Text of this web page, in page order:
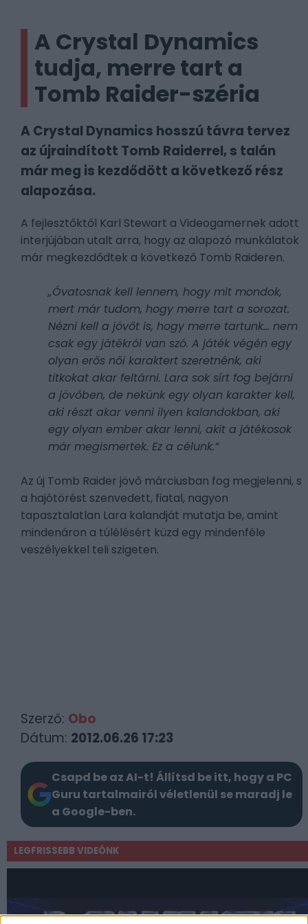
A Crystal Dynamics
tudja, merre tart a
Tomb Raider-széria
A Crystal Dynamics hosszú távra tervez
az újraindított Tomb Raiderrel, s talán
már meg is kezdődött a következő rész
alapozása.
A fejlesztőktől Karl Stewart a Videogamernek adott
interjújában utalt arra, hogy az alapozó munkálatok
már megkezdődtek a következő Tomb Raideren.
„Óvatosnak kell lennem, hogy mit mondok,
mert már tudom, hogy merre tart a sorozat.
Nézni kell a jövőt is, hogy merre tartunk... nem
csak egy játékról van szó. A játék végén egy
olyan erős női karaktert szeretnénk, aki
titkokat akar feltárni. Lara sok sírt fog bejárni
a jövőben, de nekünk egy olyan karakter kell,
aki részt akar venni ilyen kalandokban, aki
egy olyan ember akar lenni, akit a játékosok
már megismertek. Ez a célunk.”
Az új Tomb Raider jövő márciusban fog megjelenni, s
a hajótörést szenvedett, fiatal, nagyon
tapasztalatlan Lara kalandját mutatja be, amint
mindenáron a túlélésért küzd egy mindenféle
veszélyekkel teli szigeten.
Szerző: Obo
Dátum: 2012.06.26 17:23
Csapd be az AI-t! Állítsd be itt, hogy a PC
Guru tartalmairól véletlenül se maradj le
a Google-ben.
LEGFRISSEBB VIDEÓNK